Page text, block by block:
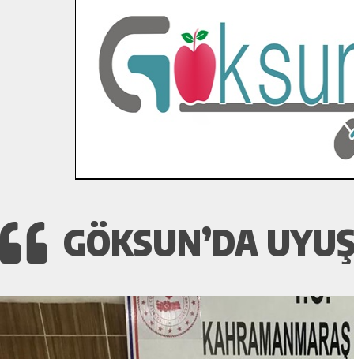
İlçe Jandarma Komutanı Karakaya’dan
Bertiz’in Yeni Köprüsünde Sona Doğru.
GÖKSUN’DA